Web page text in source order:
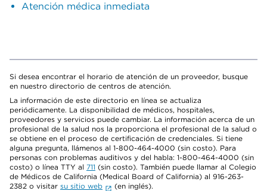
Atención médica inmediata
Si desea encontrar el horario de atención de un proveedor, busque
en nuestro directorio de centros de atención.
La información de este directorio en línea se actualiza
periódicamente. La disponibilidad de médicos, hospitales,
proveedores y servicios puede cambiar. La información acerca de un
profesional de la salud nos la proporciona el profesional de la salud o
se obtiene en el proceso de certificación de credenciales. Si tiene
alguna pregunta, llámenos al 1-800-464-4000 (sin costo). Para
personas con problemas auditivos y del habla: 1-800-464-4000 (sin
costo) o línea TTY al 711 (sin costo). También puede llamar al Colegio
de Médicos de California (Medical Board of California) al 916-263-
2382 o visitar su sitio web
(en inglés).